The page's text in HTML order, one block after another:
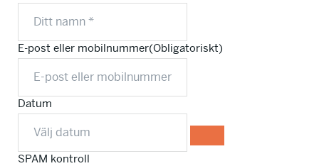
E-post eller mobilnummer(Obligatoriskt)
Datum
SPAM kontroll